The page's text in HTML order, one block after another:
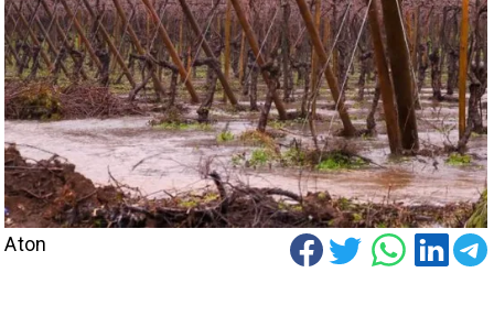
Aton